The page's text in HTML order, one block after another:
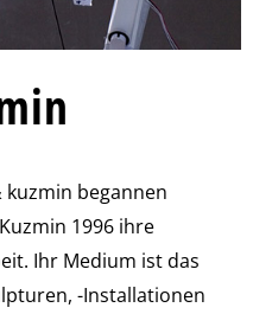
begannen
1996 ihre
Ihr Medium ist das
-Installationen